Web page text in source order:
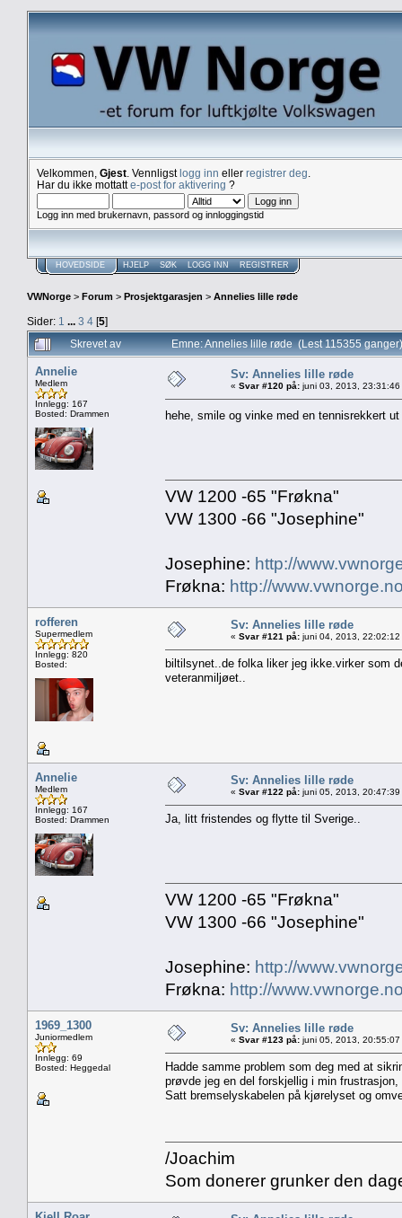
Velkommen, Gjest . Vennligstlogg inn eller registrer deg
Har du ikke mottatte-post for aktivering ?
Logg inn med brukernavn, passord og innloggingstid
HOVEDSIDE HJELP SØK LOGG INN REGISTRER
VWNorge > Forum > Prosjektgarasjen > Annelies lille røde
Sider: 1 ... 3 4 [5]
Skrevet av
Emne: Annelies lille røde (Lest 115355 ganger)
Annelie
Medlem
Innlegg: 167
Bosted: Drammen
Sv: Annelies lille røde
« Svar #120 på: juni 03, 2013, 23:31:46
hehe, smile og vinke med en tennisrekkert
VW 1200 -65 "Frøkna"
VW 1300 -66 "Josephine"
Josephine: http://
Frøkna: http://
rofferen
Supermedlem
Innlegg: 820
Bosted:
Sv: Annelies lille røde
« Svar #121 på: juni 04, 2013, 22:02:12
biltilsynet..de folka liker jeg ikke.virker som
veteranmiljøet..
Annelie
Medlem
Innlegg: 167
Bosted: Drammen
Sv: Annelies lille røde
« Svar #122 på: juni 05, 2013, 20:47:39
Ja, litt fristendes og flytte til Sverige..
VW 1200 -65 "Frøkna"
VW 1300 -66 "Josephine"
Josephine: http://
Frøkna: http://
1969_1300
Juniormedlem
Innlegg: 69
Bosted: Heggedal
Sv: Annelies lille røde
« Svar #123 på: juni 05, 2013, 20:55:07
Hadde samme problem som deg med at
prøvde jeg en del forskjellig i min
Satt bremselyskabelen på kjørelyset og
/Joachim
Som donerer grunker den